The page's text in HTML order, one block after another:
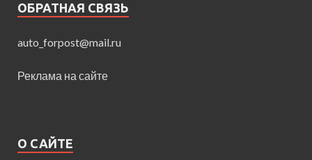
ОБРАТНАЯ СВЯЗЬ
auto_forpost@mail.ru
Реклама на сайте
О САЙТЕ